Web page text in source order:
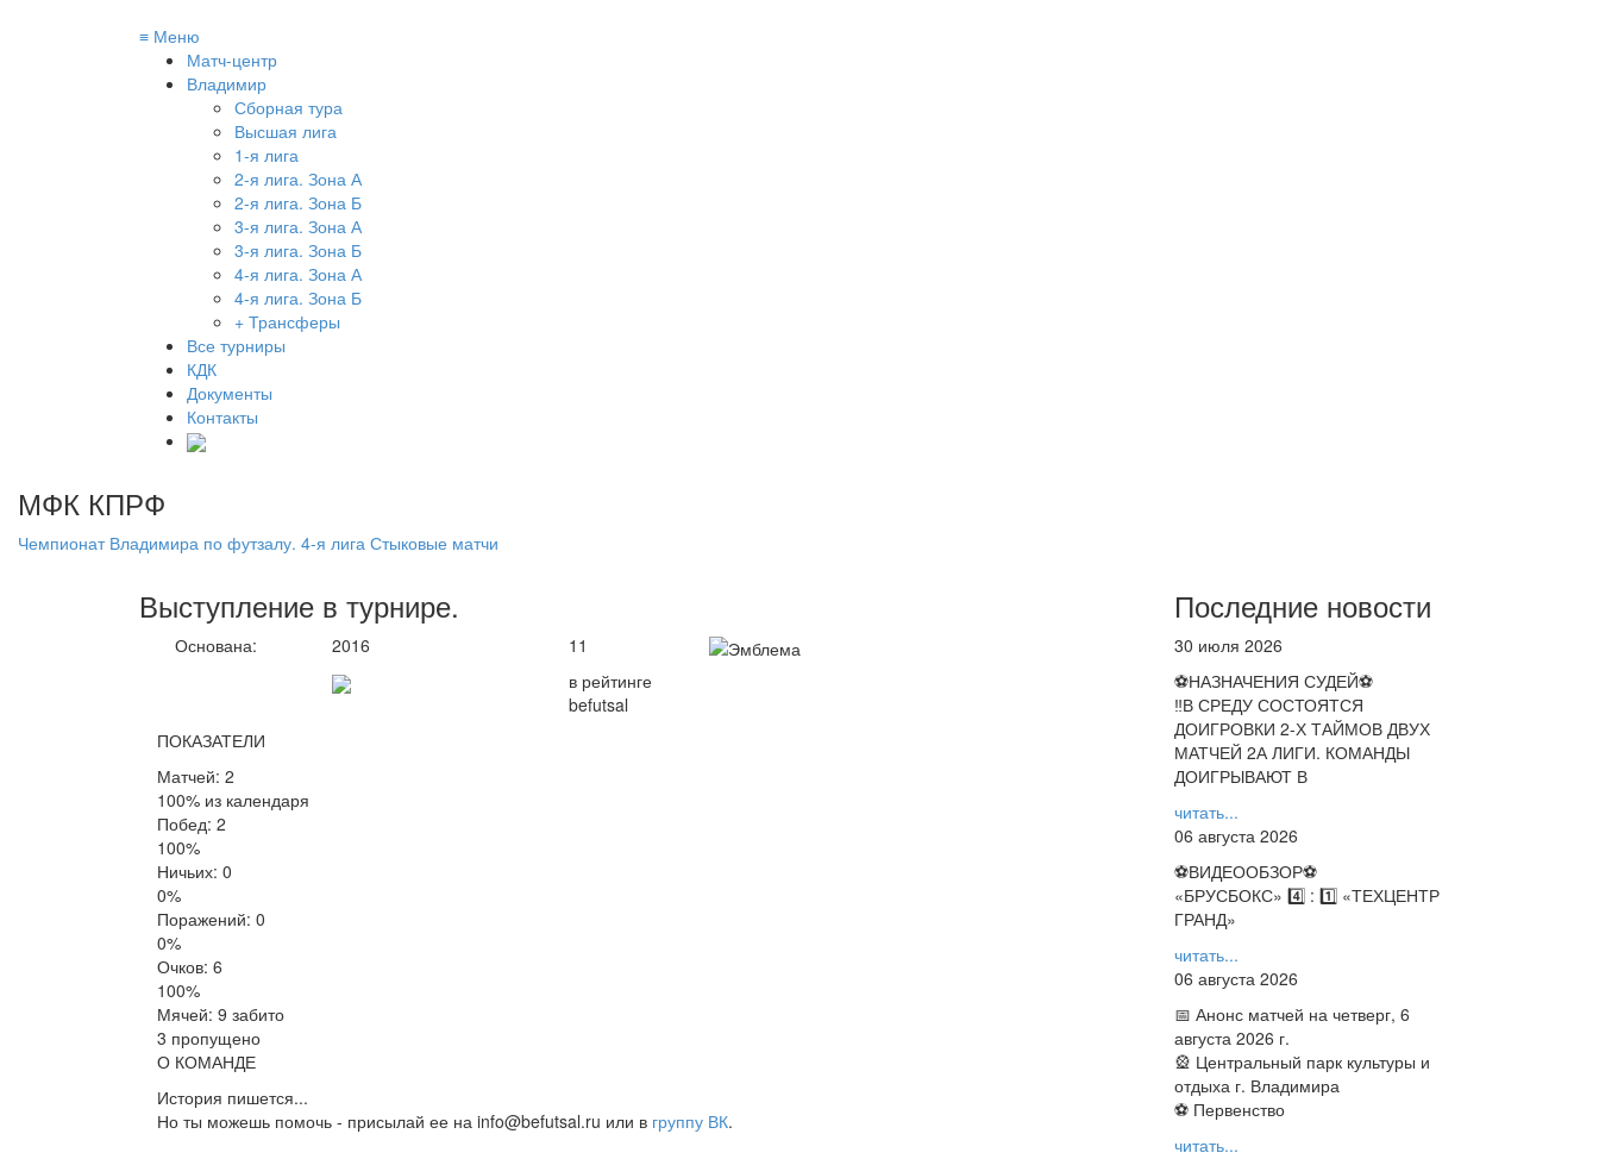
≡ Меню
Матч-центр
Владимир
Сборная тура
Высшая лига
1-я лига
2-я лига. Зона А
2-я лига. Зона Б
3-я лига. Зона А
3-я лига. Зона Б
4-я лига. Зона А
4-я лига. Зона Б
+ Трансферы
Все турниры
КДК
Документы
Контакты
МФК КПРФ
Чемпионат Владимира по футзалу. 4-я лига Стыковые матчи
Выступление в турнире.
Основана: 2016
11
в рейтинге
befutsal
ПОКАЗАТЕЛИ
Матчей: 2
100% из календаря
Побед: 2
100%
Ничьих: 0
0%
Поражений: 0
0%
Очков: 6
100%
Мячей: 9 забито
3 пропущено
О КОМАНДЕ
История пишется...
Но ты можешь помочь - присылай ее на info@befutsal.ru или в группу ВК.
Последние новости
30 июля 2026
⚽НАЗНАЧЕНИЯ СУДЕЙ⚽
‼В СРЕДУ СОСТОЯТСЯ
ДОИГРОВКИ 2-Х ТАЙМОВ ДВУХ
МАТЧЕЙ 2А ЛИГИ. КОМАНДЫ
ДОИГРЫВАЮТ В
читать...
06 августа 2026
⚽️ВИДЕООБЗОР⚽️
«БРУСБОКС» 4️⃣ : 1️⃣ «ТЕХЦЕНТР
ГРАНД»
читать...
06 августа 2026
📅 Анонс матчей на четверг, 6
августа 2026 г.
🎡 Центральный парк культуры и
отдыха г. Владимира
⚽ Первенство
читать...